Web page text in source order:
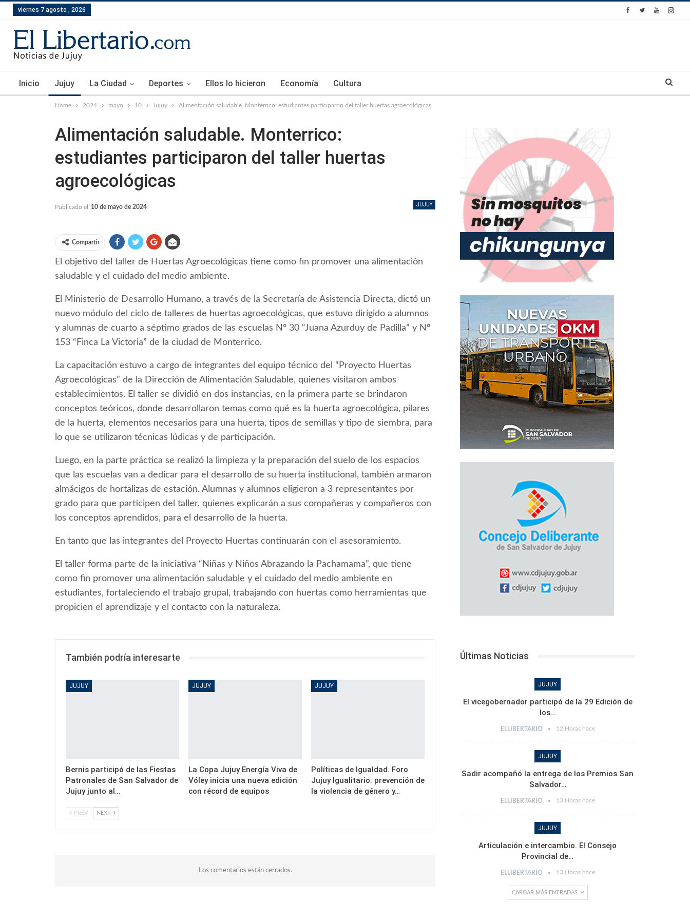
viernes 7 agosto , 2026
Inicio Jujuy La Ciudad Deportes Ellos lo hicieron Economía Cultura
Home 2024 mayo 10 Jujuy Alimentación saludable. Monterrico: estudiantes participaron del taller huertas agroecológicas
Alimentación saludable. Monterrico:
estudiantes participaron del taller huertas
agroecológicas
JUJUY
Publicado el 10 de mayo de 2024
Compartir
El objetivo del taller de Huertas Agroecológicas tiene como fin promover una alimentación
saludable y el cuidado del medio ambiente.
El Ministerio de Desarrollo Humano, a través de la Secretaría de Asistencia Directa, dictó un
nuevo módulo del ciclo de talleres de huertas agroecológicas, que estuvo dirigido a alumnos
y alumnas de cuarto a séptimo grados de las escuelas Nº 30 “Juana Azurduy de Padilla” y Nº
153 “Finca La Victoria” de la ciudad de Monterrico.
La capacitación estuvo a cargo de integrantes del equipo técnico del “Proyecto Huertas
Agroecológicas” de la Dirección de Alimentación Saludable, quienes visitaron ambos
establecimientos. El taller se dividió en dos instancias, en la primera parte se brindaron
conceptos teóricos, donde desarrollaron temas como qué es la huerta agroecológica, pilares
de la huerta, elementos necesarios para una huerta, tipos de semillas y tipo de siembra, para
lo que se utilizaron técnicas lúdicas y de participación.
Luego, en la parte práctica se realizó la limpieza y la preparación del suelo de los espacios
que las escuelas van a dedicar para el desarrollo de su huerta institucional, también armaron
almácigos de hortalizas de estación. Alumnas y alumnos eligieron a 3 representantes por
grado para que participen del taller, quienes explicarán a sus compañeras y compañeros con
los conceptos aprendidos, para el desarrollo de la huerta.
En tanto que las integrantes del Proyecto Huertas continuarán con el asesoramiento.
El taller forma parte de la iniciativa “Niñas y Niños Abrazando la Pachamama”, que tiene
como fin promover una alimentación saludable y el cuidado del medio ambiente en
estudiantes, fortaleciendo el trabajo grupal, trabajando con huertas como herramientas que
propicien el aprendizaje y el contacto con la naturaleza.
También podría interesarte
JUJUY
Bernis participó de las Fiestas
Patronales de San Salvador de
Jujuy junto al…
JUJUY
La Copa Jujuy Energía Viva de
Vóley inicia una nueva edición
con récord de equipos
JUJUY
Políticas de Igualdad. Foro
Jujuy Igualitario: prevención de
la violencia de género y…
PREV NEXT
Los comentarios están cerrados.
Últimas Noticias
JUJUY
El vicegobernador participó de la 29 Edición de
los…
ELLIBERTARIO 12 Horas hace
JUJUY
Sadir acompañó la entrega de los Premios San
Salvador…
ELLIBERTARIO 13 Horas hace
JUJUY
Articulación e intercambio. El Consejo
Provincial de…
ELLIBERTARIO 13 Horas hace
CARGAR MÁS ENTRADAS